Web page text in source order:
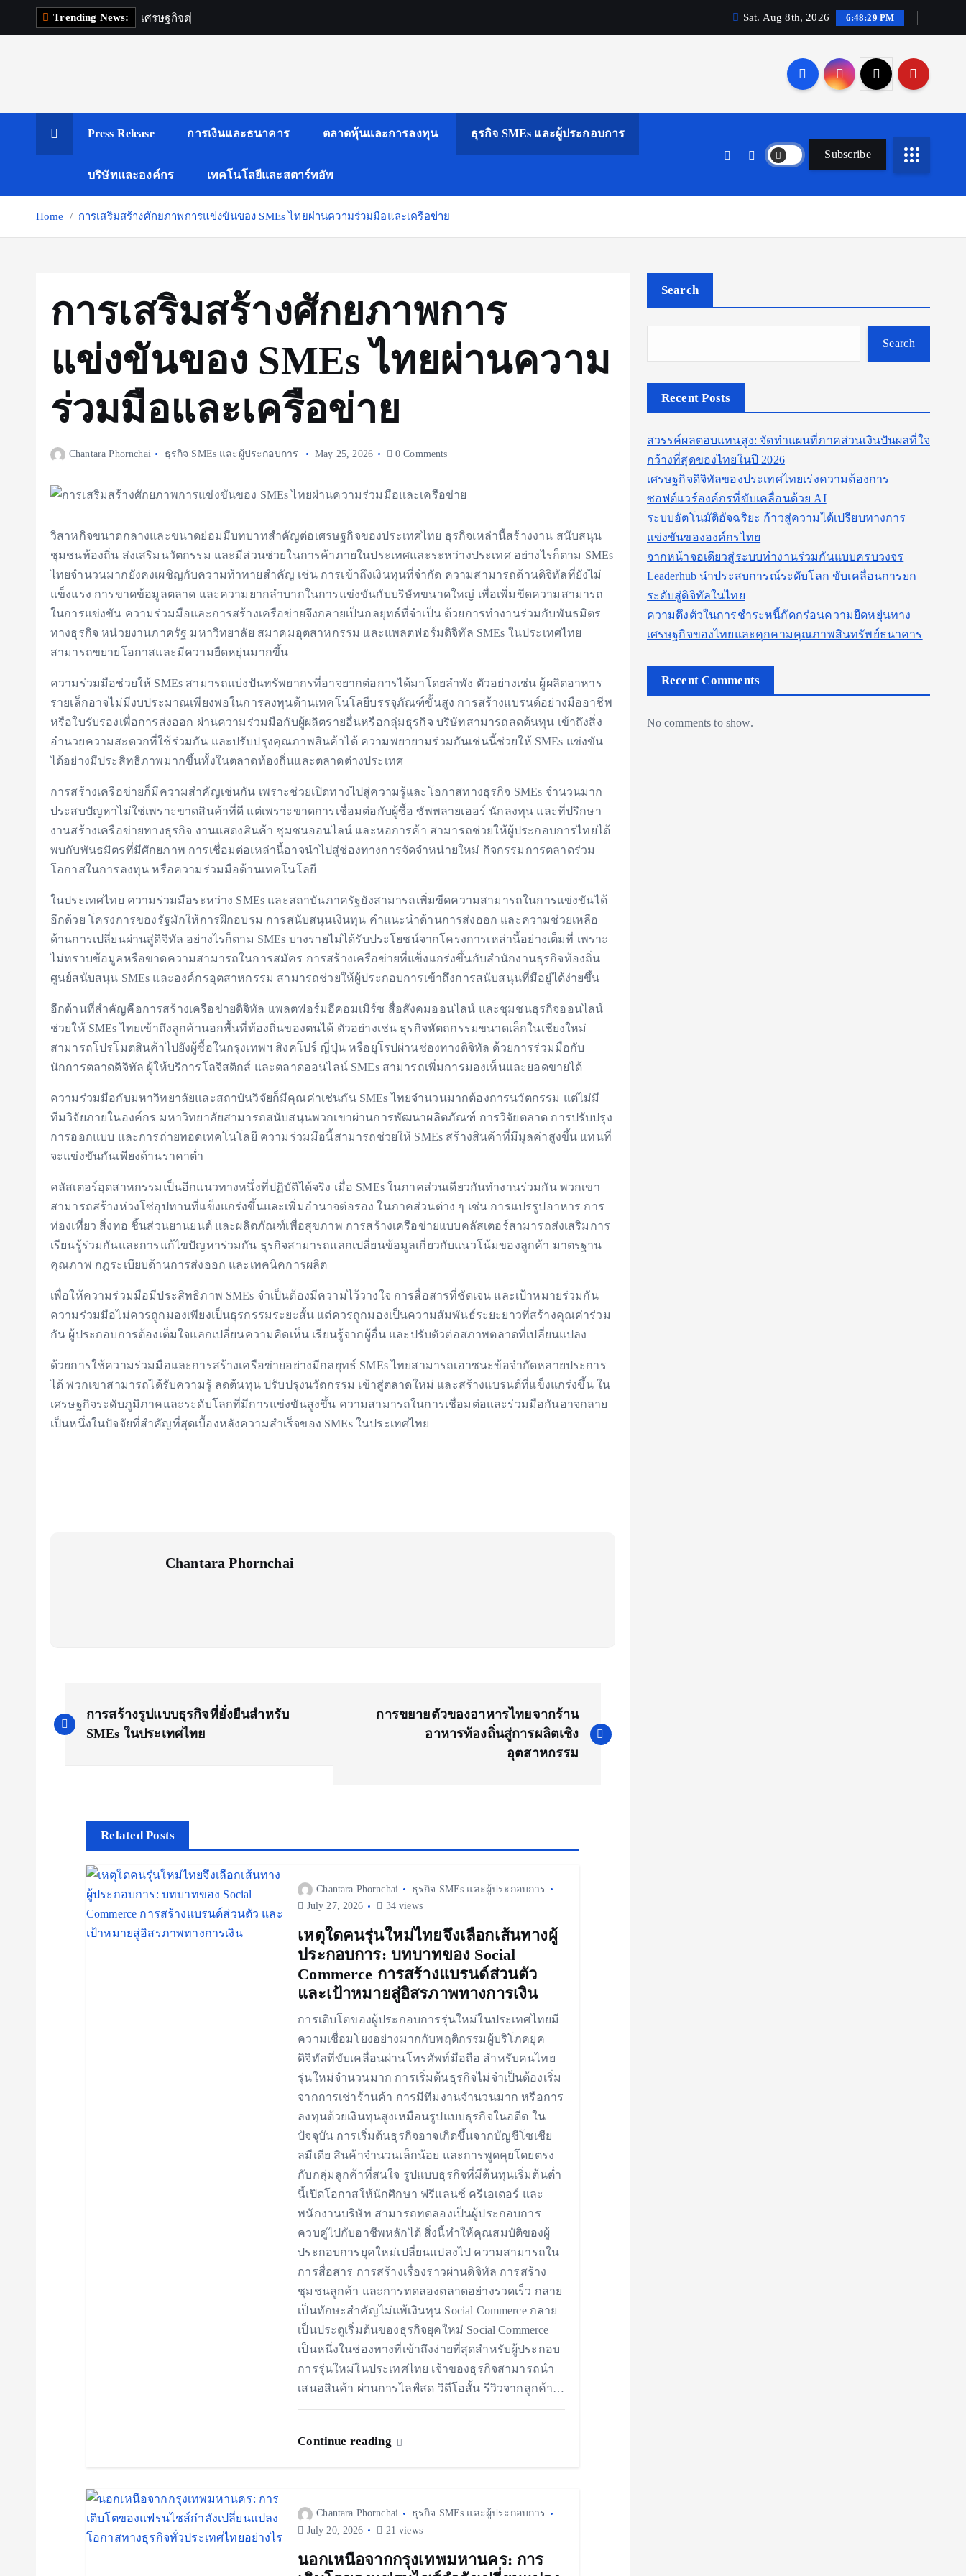
Trending News: เศรษฐกจด Sat. Aug 8th, 2026 6:48:30 PM
Press Release การเงินและธนาคาร ตลาดหุ้นและการลงทุน ธุรกิจ SMEs และผู้ประกอบการ
บริษัทและองค์กร เทคโนโลยีและสตาร์ทอัพ
Subscribe
Home การเสริมสร้างศักยภาพการแข่งขันของ SMEs ไทยผ่านความร่วมมือและเครือข่าย
การเสริมสร้างศักยภาพการ
แข่งขันของ SMEs ไทยผ่านความ
ร่วมมือและเครือข่าย
Chantara Phornchai ธุรกิจ SMEs และผู้ประกอบการ May 25, 2026 0 Comments
วิสาหกิจขนาดกลางและขนาดย่อมมีบทบาทสำคัญต่อเศรษฐกิจของประเทศไทย ธุรกิจเหล่านี้สร้างงาน สนับสนุน
ชุมชนท้องถิ่น ส่งเสริมนวัตกรรม และมีส่วนช่วยในการค้าภายในประเทศและระหว่างประเทศ อย่างไรก็ตาม SMEs
ไทยจำนวนมากยังคงเผชิญกับความท้าทายสำคัญ เช่น การเข้าถึงเงินทุนที่จำกัด ความสามารถด้านดิจิทัลที่ยังไม่
แข็งแรง การขาดข้อมูลตลาด และความยากลำบากในการแข่งขันกับบริษัทขนาดใหญ่ เพื่อเพิ่มขีดความสามารถ
ในการแข่งขัน ความร่วมมือและการสร้างเครือข่ายจึงกลายเป็นกลยุทธ์ที่จำเป็น ด้วยการทำงานร่วมกับพันธมิตร
ทางธุรกิจ หน่วยงานภาครัฐ มหาวิทยาลัย สมาคมอุตสาหกรรม และแพลตฟอร์มดิจิทัล SMEs ในประเทศไทย
สามารถขยายโอกาสและมีความยืดหยุ่นมากขึ้น
ความร่วมมือช่วยให้ SMEs สามารถแบ่งปันทรัพยากรที่อาจยากต่อการได้มาโดยลำพัง ตัวอย่างเช่น ผู้ผลิตอาหาร
รายเล็กอาจไม่มีงบประมาณเพียงพอในการลงทุนด้านเทคโนโลยีบรรจุภัณฑ์ขั้นสูง การสร้างแบรนด์อย่างมืออาชีพ
หรือใบรับรองเพื่อการส่งออก ผ่านความร่วมมือกับผู้ผลิตรายอื่นหรือกลุ่มธุรกิจ บริษัทสามารถลดต้นทุน เข้าถึงสิ่ง
อำนวยความสะดวกที่ใช้ร่วมกัน และปรับปรุงคุณภาพสินค้าได้ ความพยายามร่วมกันเช่นนี้ช่วยให้ SMEs แข่งขัน
ได้อย่างมีประสิทธิภาพมากขึ้นทั้งในตลาดท้องถิ่นและตลาดต่างประเทศ
การสร้างเครือข่ายก็มีความสำคัญเช่นกัน เพราะช่วยเปิดทางไปสู่ความรู้และโอกาสทางธุรกิจ SMEs จำนวนมาก
ประสบปัญหาไม่ใช่เพราะขาดสินค้าที่ดี แต่เพราะขาดการเชื่อมต่อกับผู้ซื้อ ซัพพลายเออร์ นักลงทุน และที่ปรึกษา
งานสร้างเครือข่ายทางธุรกิจ งานแสดงสินค้า ชุมชนออนไลน์ และหอการค้า สามารถช่วยให้ผู้ประกอบการไทยได้
พบกับพันธมิตรที่มีศักยภาพ การเชื่อมต่อเหล่านี้อาจนำไปสู่ช่องทางการจัดจำหน่ายใหม่ กิจกรรมการตลาดร่วม
โอกาสในการลงทุน หรือความร่วมมือด้านเทคโนโลยี
ในประเทศไทย ความร่วมมือระหว่าง SMEs และสถาบันภาครัฐยังสามารถเพิ่มขีดความสามารถในการแข่งขันได้
อีกด้วย โครงการของรัฐมักให้การฝึกอบรม การสนับสนุนเงินทุน คำแนะนำด้านการส่งออก และความช่วยเหลือ
ด้านการเปลี่ยนผ่านสู่ดิจิทัล อย่างไรก็ตาม SMEs บางรายไม่ได้รับประโยชน์จากโครงการเหล่านี้อย่างเต็มที่ เพราะ
ไม่ทราบข้อมูลหรือขาดความสามารถในการสมัคร การสร้างเครือข่ายที่แข็งแกร่งขึ้นกับสำนักงานธุรกิจท้องถิ่น
ศูนย์สนับสนุน SMEs และองค์กรอุตสาหกรรม สามารถช่วยให้ผู้ประกอบการเข้าถึงการสนับสนุนที่มีอยู่ได้ง่ายขึ้น
อีกด้านที่สำคัญคือการสร้างเครือข่ายดิจิทัล แพลตฟอร์มอีคอมเมิร์ซ สื่อสังคมออนไลน์ และชุมชนธุรกิจออนไลน์
ช่วยให้ SMEs ไทยเข้าถึงลูกค้านอกพื้นที่ท้องถิ่นของตนได้ ตัวอย่างเช่น ธุรกิจหัตถกรรมขนาดเล็กในเชียงใหม่
สามารถโปรโมตสินค้าไปยังผู้ซื้อในกรุงเทพฯ สิงคโปร์ ญี่ปุ่น หรือยุโรปผ่านช่องทางดิจิทัล ด้วยการร่วมมือกับ
นักการตลาดดิจิทัล ผู้ให้บริการโลจิสติกส์ และตลาดออนไลน์ SMEs สามารถเพิ่มการมองเห็นและยอดขายได้
ความร่วมมือกับมหาวิทยาลัยและสถาบันวิจัยก็มีคุณค่าเช่นกัน SMEs ไทยจำนวนมากต้องการนวัตกรรม แต่ไม่มี
ทีมวิจัยภายในองค์กร มหาวิทยาลัยสามารถสนับสนุนพวกเขาผ่านการพัฒนาผลิตภัณฑ์ การวิจัยตลาด การปรับปรุง
การออกแบบ และการถ่ายทอดเทคโนโลยี ความร่วมมือนี้สามารถช่วยให้ SMEs สร้างสินค้าที่มีมูลค่าสูงขึ้น แทนที่
จะแข่งขันกันเพียงด้านราคาต่ำ
คลัสเตอร์อุตสาหกรรมเป็นอีกแนวทางหนึ่งที่ปฏิบัติได้จริง เมื่อ SMEs ในภาคส่วนเดียวกันทำงานร่วมกัน พวกเขา
สามารถสร้างห่วงโซ่อุปทานที่แข็งแกร่งขึ้นและเพิ่มอำนาจต่อรอง ในภาคส่วนต่าง ๆ เช่น การแปรรูปอาหาร การ
ท่องเที่ยว สิ่งทอ ชิ้นส่วนยานยนต์ และผลิตภัณฑ์เพื่อสุขภาพ การสร้างเครือข่ายแบบคลัสเตอร์สามารถส่งเสริมการ
เรียนรู้ร่วมกันและการแก้ไขปัญหาร่วมกัน ธุรกิจสามารถแลกเปลี่ยนข้อมูลเกี่ยวกับแนวโน้มของลูกค้า มาตรฐาน
คุณภาพ กฎระเบียบด้านการส่งออก และเทคนิคการผลิต
เพื่อให้ความร่วมมือมีประสิทธิภาพ SMEs จำเป็นต้องมีความไว้วางใจ การสื่อสารที่ชัดเจน และเป้าหมายร่วมกัน
ความร่วมมือไม่ควรถูกมองเพียงเป็นธุรกรรมระยะสั้น แต่ควรถูกมองเป็นความสัมพันธ์ระยะยาวที่สร้างคุณค่าร่วม
กัน ผู้ประกอบการต้องเต็มใจแลกเปลี่ยนความคิดเห็น เรียนรู้จากผู้อื่น และปรับตัวต่อสภาพตลาดที่เปลี่ยนแปลง
ด้วยการใช้ความร่วมมือและการสร้างเครือข่ายอย่างมีกลยุทธ์ SMEs ไทยสามารถเอาชนะข้อจำกัดหลายประการ
ได้ พวกเขาสามารถได้รับความรู้ ลดต้นทุน ปรับปรุงนวัตกรรม เข้าสู่ตลาดใหม่ และสร้างแบรนด์ที่แข็งแกร่งขึ้น ใน
เศรษฐกิจระดับภูมิภาคและระดับโลกที่มีการแข่งขันสูงขึ้น ความสามารถในการเชื่อมต่อและร่วมมือกันอาจกลาย
เป็นหนึ่งในปัจจัยที่สำคัญที่สุดเบื้องหลังความสำเร็จของ SMEs ในประเทศไทย
Chantara Phornchai
o
การสร้างรูปแบบธุรกิจที่ยั่งยืนสำหรับ
SMEs ในประเทศไทย
การขยายตัวของอาหารไทยจากร้าน
อาหารท้องถิ่นสู่การผลิตเชิง
อุตสาหกรรม
Related Posts
Chantara Phornchai
ธุรกิจ SMEs และผู้ประกอบการ
July 27, 2026
34 views
เหตุใดคนรุ่นใหม่ไทยจึงเลือกเส้นทางผู้
ประกอบการ: บทบาทของ Social
Commerce การสร้างแบรนด์ส่วนตัว
และเป้าหมายสู่อิสรภาพทางการเงิน
การเติบโตของผู้ประกอบการรุ่นใหม่ในประเทศไทยมี
ความเชื่อมโยงอย่างมากกับพฤติกรรมผู้บริโภคยุค
ดิจิทัลที่ขับเคลื่อนผ่านโทรศัพท์มือถือ สำหรับคนไทย
รุ่นใหม่จำนวนมาก การเริ่มต้นธุรกิจไม่จำเป็นต้องเริ่ม
จากการเช่าร้านค้า การมีทีมงานจำนวนมาก หรือการ
ลงทุนด้วยเงินทุนสูงเหมือนรูปแบบธุรกิจในอดีต ใน
ปัจจุบัน การเริ่มต้นธุรกิจอาจเกิดขึ้นจากบัญชีโซเชีย
ลมีเดีย สินค้าจำนวนเล็กน้อย และการพูดคุยโดยตรง
กับกลุ่มลูกค้าที่สนใจ รูปแบบธุรกิจที่มีต้นทุนเริ่มต้นต่ำ
นี้เปิดโอกาสให้นักศึกษา ฟรีแลนซ์ ครีเอเตอร์ และ
พนักงานบริษัท สามารถทดลองเป็นผู้ประกอบการ
ควบคู่ไปกับอาชีพหลักได้ สิ่งนี้ทำให้คุณสมบัติของผู้
ประกอบการยุคใหม่เปลี่ยนแปลงไป ความสามารถใน
การสื่อสาร การสร้างเรื่องราวผ่านดิจิทัล การสร้าง
ชุมชนลูกค้า และการทดลองตลาดอย่างรวดเร็ว กลาย
เป็นทักษะสำคัญไม่แพ้เงินทุน Social Commerce กลาย
เป็นประตูเริ่มต้นของธุรกิจยุคใหม่ Social Commerce
เป็นหนึ่งในช่องทางที่เข้าถึงง่ายที่สุดสำหรับผู้ประกอบ
การรุ่นใหม่ในประเทศไทย เจ้าของธุรกิจสามารถนำ
เสนอสินค้า ผ่านการไลฟ์สด วิดีโอสั้น รีวิวจากลูกค้า…
Continue reading
Chantara Phornchai
ธุรกิจ SMEs และผู้ประกอบการ
July 20, 2026
21 views
นอกเหนือจากกรุงเทพมหานคร: การ
Search
Search
Recent Posts
สวรรค์ผลตอบแทนสูง: จัดทำแผนที่ภาคส่วนเงินปันผลที่ใจ
กว้างที่สุดของไทยในปี 2026
เศรษฐกิจดิจิทัลของประเทศไทยเร่งความต้องการ
ซอฟต์แวร์องค์กรที่ขับเคลื่อนด้วย AI
ระบบอัตโนมัติอัจฉริยะ ก้าวสู่ความได้เปรียบทางการ
แข่งขันขององค์กรไทย
จากหน้าจอเดียวสู่ระบบทำงานร่วมกันแบบครบวงจร
Leaderhub นำประสบการณ์ระดับโลก ขับเคลื่อนการยก
ระดับสู่ดิจิทัลในไทย
ความตึงตัวในการชำระหนี้กัดกร่อนความยืดหยุ่นทาง
เศรษฐกิจของไทยและคุกคามคุณภาพสินทรัพย์ธนาคาร
Recent Comments
No comments to show.